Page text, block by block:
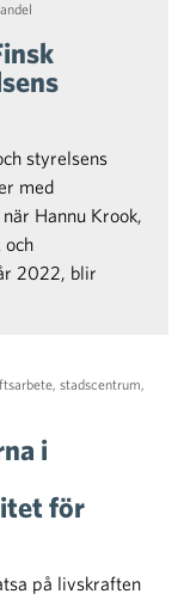
styrelsens
med
Hannu Krook,
och
2022, blir
, stadscentrum,
i
för
på livskraften